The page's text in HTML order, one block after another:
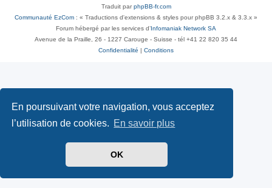
En poursuivant votre navigation, vous acceptez
l’utilisation de cookies. En savoir plus
OK
Traduit parphpBB-fr.com
Communauté EzCom : « Traductions d'extensions & styles pour phpBB 3.2.x & 3.3.x »
Forum hébergé par les services d’ Infomaniak Network SA
Avenue de la Praille, 26 - 1227 Carouge - Suisse - tél +41 22 820 35 44
Confidentialité
Conditions